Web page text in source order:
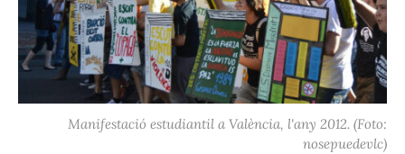
Manifestació estudiantil a València, l'any 2012. (Foto:
nosepuedevlc)